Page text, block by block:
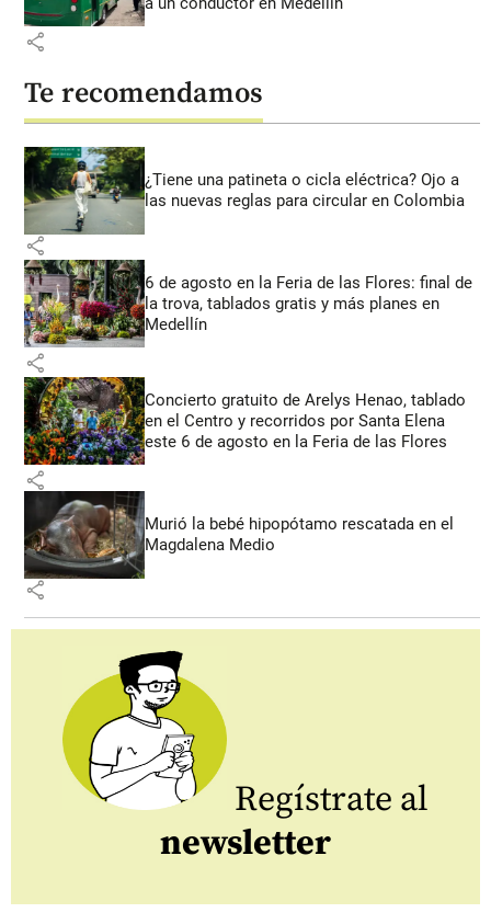
share
Te recomendamos
¿Tiene una patineta o cicla eléctrica? Ojo a
las nuevas reglas para circular en Colombia
share
6 de agosto en la Feria de las Flores: final de
la trova, tablados gratis y más planes en
Medellín
share
Concierto gratuito de Arelys Henao, tablado
en el Centro y recorridos por Santa Elena
este 6 de agosto en la Feria de las Flores
share
Murió la bebé hipopótamo rescatada en el
Magdalena Medio
share
Regístrate al
newsletter